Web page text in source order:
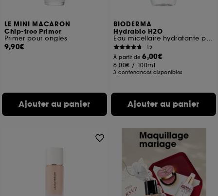
LE MINI MACARON
Chip-free Primer
Primer pour ongles
9,90€
Ajouter au panier
BIODERMA
Hydrabio H2O
Eau micellaire hydratante peaux sensibles déshydratées
15
À partir de6,00€
6,00€ / 100ml
3 contenances disponibles
Ajouter au panier